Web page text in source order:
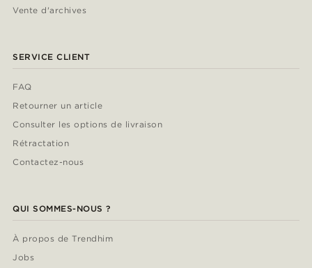
Vente d'archives
SERVICE CLIENT
FAQ
Retourner un article
Consulter les options de livraison
Rétractation
Contactez-nous
QUI SOMMES-NOUS ?
À propos de Trendhim
Jobs